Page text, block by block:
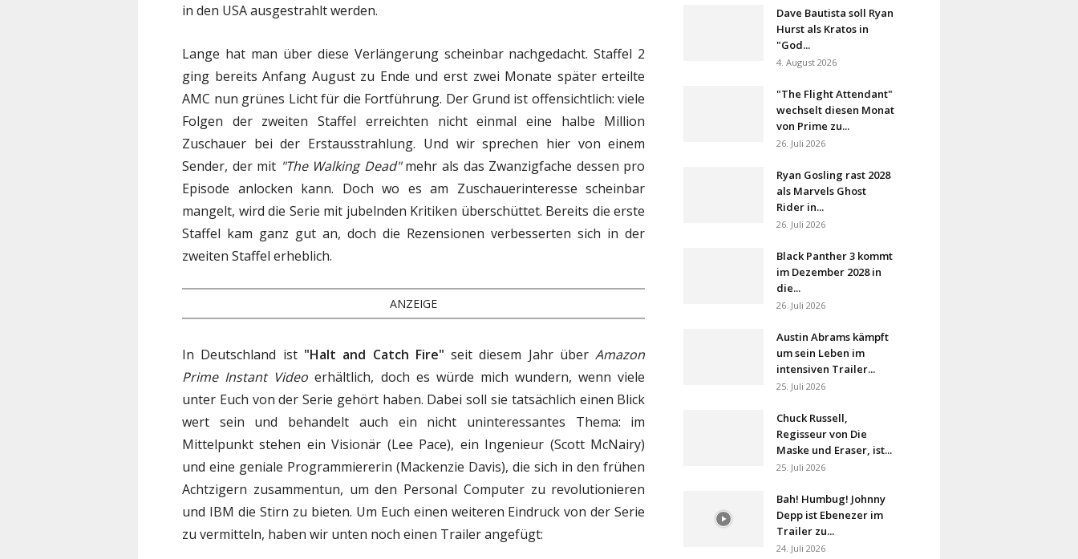
in den USA ausgestrahlt werden.
Lange hat man über diese Verlängerung scheinbar nachgedacht. Staffel 2
ging bereits Anfang August zu Ende und erst zwei Monate später erteilte
AMC nun grünes Licht für die Fortführung. Der Grund ist offensichtlich: viele
Folgen der zweiten Staffel erreichten nicht einmal eine halbe Million
Zuschauer bei der Erstausstrahlung. Und wir sprechen hier von einem
Sender, der mit "The Walking Dead"mehr als das Zwanzigfache dessen pro
Episode anlocken kann. Doch wo es am Zuschauerinteresse scheinbar
mangelt, wird die Serie mit jubelnden Kritiken überschüttet. Bereits die erste
Staffel kam ganz gut an, doch die Rezensionen verbesserten sich in der
zweiten Staffel erheblich.
ANZEIGE
In Deutschland ist "Halt and Catch Fire" seit diesem Jahr überAmazon
Prime Instant Video erhältlich, doch es würde mich wundern, wenn viele
unter Euch von der Serie gehört haben. Dabei soll sie tatsächlich einen Blick
wert sein und behandelt auch ein nicht uninteressantes Thema: im
Mittelpunkt stehen ein Visionär (Lee Pace), ein Ingenieur (Scott McNairy)
und eine geniale Programmiererin (Mackenzie Davis), die sich in den frühen
Achtzigern zusammentun, um den Personal Computer zu revolutionieren
und IBM die Stirn zu bieten. Um Euch einen weiteren Eindruck von der Serie
zu vermitteln, haben wir unten noch einen Trailer angefügt:
Dave Bautista soll Ryan
Hurst als Kratos in
"God...
4. August 2026
"The Flight Attendant"
wechselt diesen Monat
von Prime zu...
26. Juli 2026
Ryan Gosling rast 2028
als Marvels Ghost
Rider in...
26. Juli 2026
Black Panther 3 kommt
im Dezember 2028 in
die...
26. Juli 2026
Austin Abrams kämpft
um sein Leben im
intensiven Trailer...
25. Juli 2026
Chuck Russell,
Regisseur von Die
Maske und Eraser, ist...
25. Juli 2026
Bah! Humbug! Johnny
Depp ist Ebenezer im
Trailer zu...
24. Juli 2026